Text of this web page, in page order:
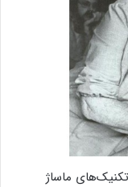
ماساژ